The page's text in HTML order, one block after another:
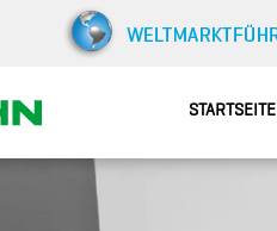
STARTSEITE